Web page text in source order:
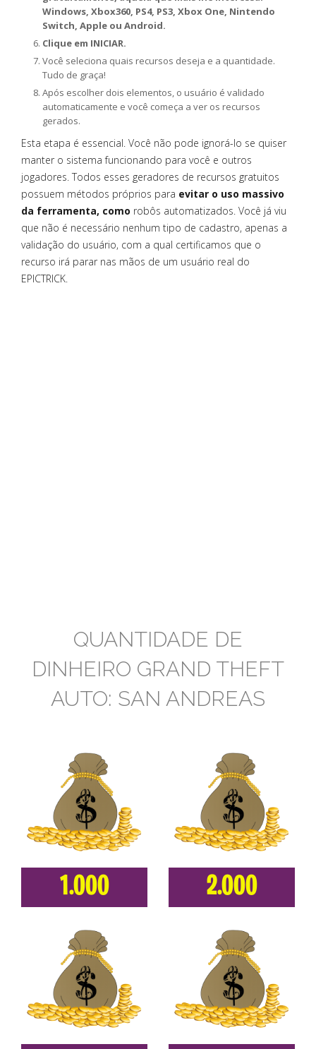
Windows, Xbox360, PS4, PS3, Xbox One, Nintendo
Switch, Apple ou Android.
Clique em INICIAR.
Você seleciona quais recursos deseja e a quantidade.
Tudo de graça!
Após escolher dois elementos, o usuário é validado
automaticamente e você começa a ver os recursos
gerados.
Esta etapa é essencial. Você não pode ignorá-lo se quiser
manter o sistema funcionando para você e outros
jogadores. Todos esses geradores de recursos gratuitos
possuem métodos próprios para evitar o uso massivo
da ferramenta, como robôs automatizados. Você já viu
que não é necessário nenhum tipo de cadastro, apenas a
validação do usuário, com a qual certificamos que o
recurso irá parar nas mãos de um usuário real do
EPICTRICK.
QUANTIDADE DE
DINHEIRO GRAND THEFT
AUTO: SAN ANDREAS
1.000 2.000